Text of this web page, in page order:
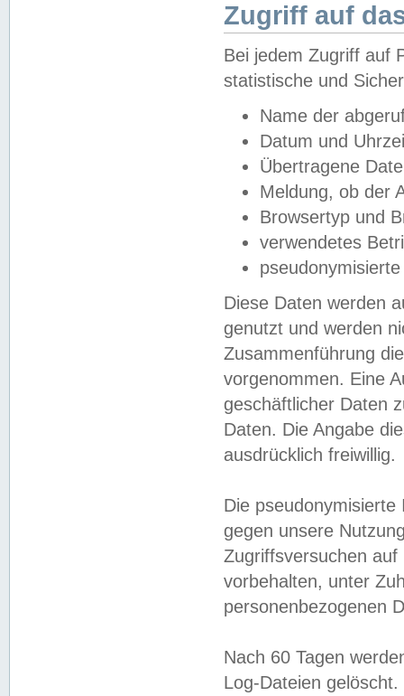
Zugriff auf
Bei jedem Zugriff auf
statistische und
Name der
Datum und
Übertragene
Meldung, ob der
Browsertyp und
verwendetes
Diese Daten werden
genutzt und werden
Zusammenführung
vorgenommen. Eine
geschäftlicher Daten
Daten. Die Angabe
ausdrücklich freiwillig.
Die
gegen unsere
Zugriffsversuchen
vorbehalten, unter
personenbezogenen
Nach 60 Tagen
Log-Dateien